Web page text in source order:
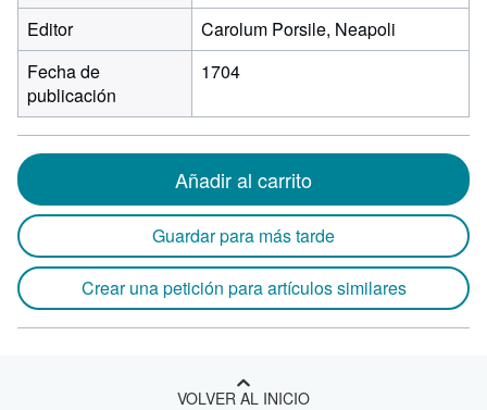
Editor
Carolum Porsile, Neapoli
Fecha de
publicación
1704
Añadir al carrito
Guardar para más tarde
Crear una petición para artículos similares
VOLVER AL INICIO